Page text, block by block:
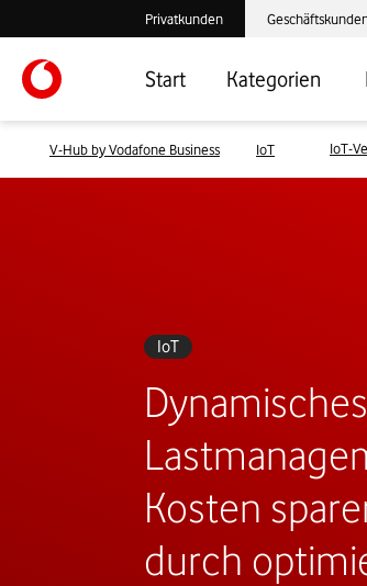
Verlassen der V-Hub Webseite: Zum
Privatkunden Verlassen der
Start Kategorien
V-Hub by Vodafone Business IoT IoT-
IoT
Dynamisches
Kosten
durch